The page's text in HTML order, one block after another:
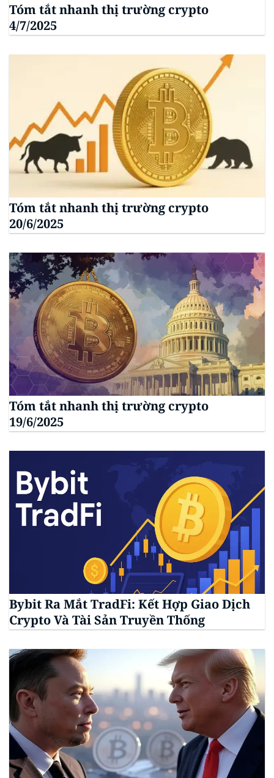
Tóm tắt nhanh thị trường crypto
4/7/2025
Tóm tắt nhanh thị trường crypto
20/6/2025
Tóm tắt nhanh thị trường crypto
19/6/2025
Bybit Ra Mắt TradFi: Kết Hợp Giao Dịch
Crypto Và Tài Sản Truyền Thống